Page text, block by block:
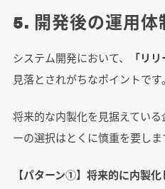
5. 開発後の運用体
システム開発において、 「リ
見落とされがちなポイントです。
将来的な内製化を見据えてい
ーの選択はとくに慎重を要しま
【パターン①】将来的に内製